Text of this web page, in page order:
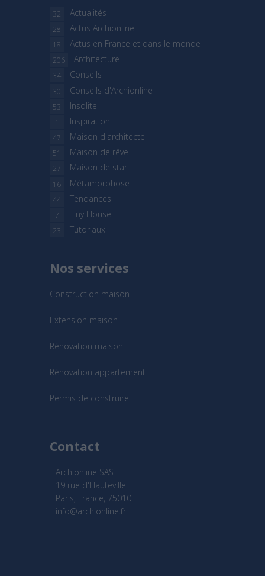
Actualités
32
Actus Archionline
28
Actus en France et dans le monde
18
Architecture
206
Conseils
34
Conseils d'Archionline
30
Insolite
53
Inspiration
1
Maison d'architecte
47
Maison de rêve
51
Maison de star
27
Métamorphose
16
Tendances
44
Tiny House
7
Tutoriaux
23
Nos services
Construction maison
Extension maison
Rénovation maison
Rénovation appartement
Permis de construire
Contact
Archionline SAS
19 rue d'Hauteville
Paris, France, 75010
info@archionline.fr